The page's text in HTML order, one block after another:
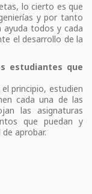
lo cierto es que
y por tanto
ayuda todos y cada
el desarrollo de la
estudiantes que
principio, estudien
cada una de las
las asignaturas
que puedan y
aprobar.